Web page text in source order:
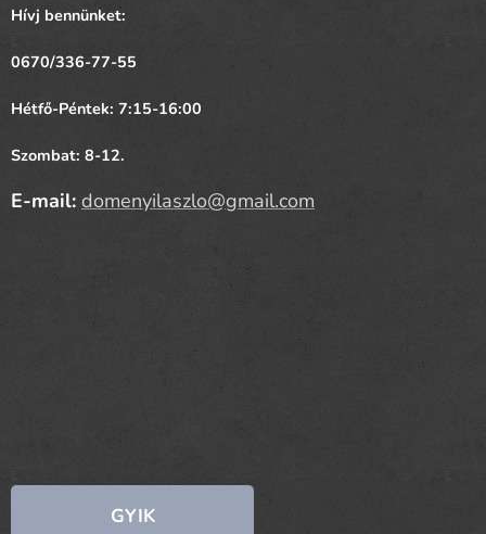
Hívj bennünket:
0670/336-77-55
Hétfő-Péntek: 7:15-16:00
Szombat: 8-12.
E-mail: domenyilaszlo@gmail.com
GYIK